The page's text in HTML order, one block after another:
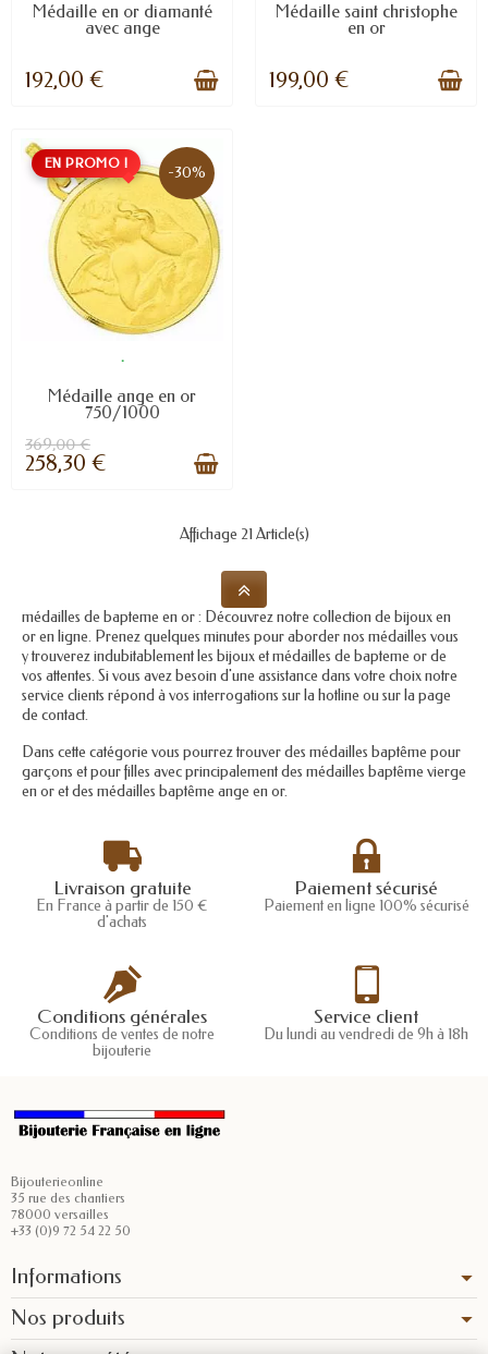
Médaille en or diamanté
avec ange
192,00 €
Médaille saint christophe
en or
199,00 €
EN PROMO ! -30%
.
Médaille ange en or
750/1000
369,00 €
258,30 €
Affichage 21 Article(s)
médailles de bapteme en or : Découvrez notre collection de bijoux en
or en ligne. Prenez quelques minutes pour aborder nos médailles vous
y trouverez indubitablement les bijoux et médailles de bapteme or de
vos attentes. Si vous avez besoin d'une assistance dans votre choix notre
service clients répond à vos interrogations sur la hotline ou sur la page
de contact.
Dans cette catégorie vous pourrez trouver des médailles baptême pour
garçons et pour filles avec principalement des médailles baptême vierge
en or et des médailles baptême ange en or.
Livraison gratuite
En France à partir de 150 €
d'achats
Paiement sécurisé
Paiement en ligne 100% sécurisé
Conditions générales
Conditions de ventes de notre
bijouterie
Service client
Du lundi au vendredi de 9h à 18h
Bijouterieonline
35 rue des chantiers
78000 versailles
+33 (0)9 72 54 22 50
Informations
Nos produits